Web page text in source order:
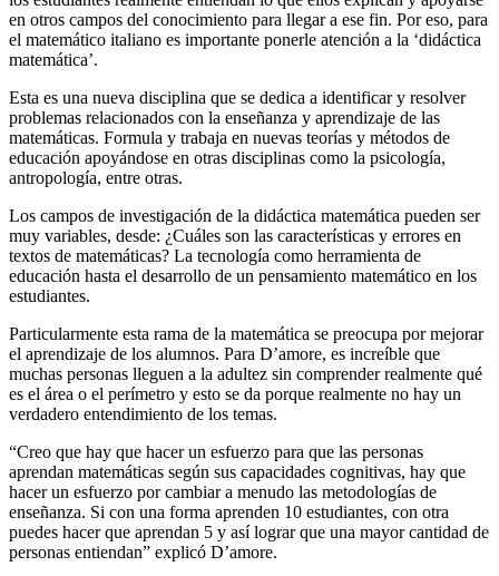
en otros campos del conocimiento para llegar a ese fin. Por eso, para
el matemático italiano es importante ponerle atención a la ‘didáctica
matemática’.
Esta es una nueva disciplina que se dedica a identificar y resolver
problemas relacionados con la enseñanza y aprendizaje de las
matemáticas. Formula y trabaja en nuevas teorías y métodos de
educación apoyándose en otras disciplinas como la psicología,
antropología, entre otras.
Los campos de investigación de la didáctica matemática pueden ser
muy variables, desde: ¿Cuáles son las características y errores en
textos de matemáticas? La tecnología como herramienta de
educación hasta el desarrollo de un pensamiento matemático en los
estudiantes.
Particularmente esta rama de la matemática se preocupa por mejorar
el aprendizaje de los alumnos. Para D’amore, es increíble que
muchas personas lleguen a la adultez sin comprender realmente qué
es el área o el perímetro y esto se da porque realmente no hay un
verdadero entendimiento de los temas.
“Creo que hay que hacer un esfuerzo para que las personas
aprendan matemáticas según sus capacidades cognitivas, hay que
hacer un esfuerzo por cambiar a menudo las metodologías de
enseñanza. Si con una forma aprenden 10 estudiantes, con otra
puedes hacer que aprendan 5 y así lograr que una mayor cantidad de
personas entiendan” explicó D’amore.